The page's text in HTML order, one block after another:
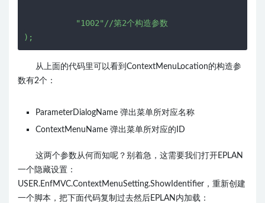
"1002"
);
从上面的代码里可以看到ContextMenuLocation的构造参
数有2个：
ParameterDialogName 弹出菜单所对应名称
ContextMenuName 弹出菜单所对应的ID
这两个参数从何而知呢？别着急，这需要我们打开EPLAN
一个隐藏设置：
USER.EnfMVC.ContextMenuSetting.ShowIdentifier，重新创建
一个脚本，把下面代码复制过去然后EPLAN内加载：